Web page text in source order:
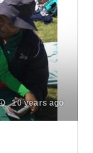
10 years ago